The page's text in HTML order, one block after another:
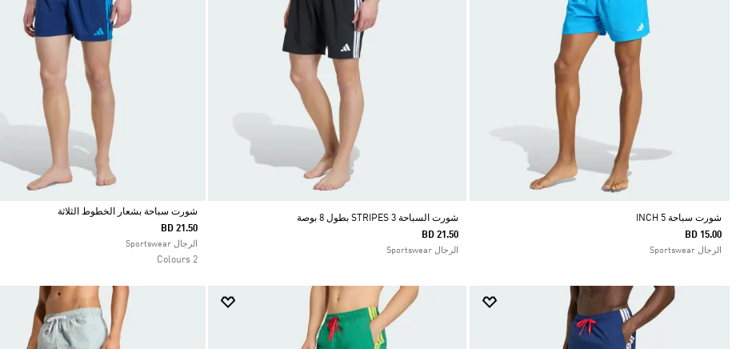
شورت سباحة 5 INCH
BD 15.00
الرجال Sportswear
شورت السباحة 3 STRIPES بطول 8 بوصة
BD 21.50
الرجال Sportswear
Selected
شورت سباحة بشعار الخطوط الثلاثة
BD 21.50
الرجال Sportswear
2 Colours